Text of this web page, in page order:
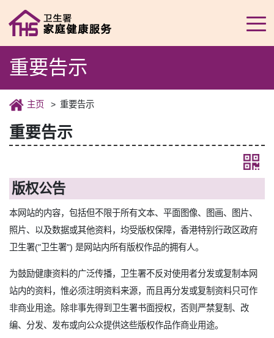
重要告示
主页 重要告示
重要告示
版权公告
本网站的内容，包括但不限于所有文本、平面图像、图画、图片、
照片、以及数据或其他资料，均受版权保障，香港特别行政区政府
卫生署("卫生署") 是网站内所有版权作品的拥有人。
为鼓励健康资料的广泛传播，卫生署不反对使用者分发或复制本网
站内的资料，惟必须注明资料来源，而且再分发或复制资料只可作
非商业用途。除非事先得到卫生署书面授权，否则严禁复制、改
编、分发、发布或向公众提供这些版权作品作商业用途。